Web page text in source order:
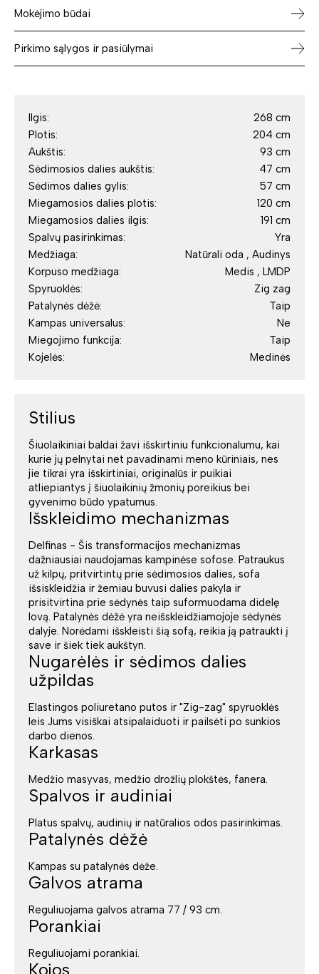
Mokėjimo būdai
Pirkimo sąlygos ir pasiūlymai
Ilgis:
268 cm
Plotis:
204 cm
Aukštis:
93 cm
Sėdimosios dalies aukštis:
47 cm
Sėdimos dalies gylis:
57 cm
Miegamosios dalies plotis:
120 cm
Miegamosios dalies ilgis:
191 cm
Spalvų pasirinkimas:
Yra
Medžiaga:
Natūrali oda , Audinys
Korpuso medžiaga:
Medis , LMDP
Spyruoklės:
Zig zag
Patalynės dėžė:
Taip
Kampas universalus:
Ne
Miegojimo funkcija:
Taip
Kojelės:
Medinės
Stilius
Šiuolaikiniai baldai žavi išskirtiniu funkcionalumu, kai
kurie jų pelnytai net pavadinami meno kūriniais, nes
jie tikrai yra išskirtiniai, originalūs ir puikiai
atliepiantys į šiuolaikinių žmonių poreikius bei
gyvenimo būdo ypatumus.
Išskleidimo mechanizmas
Delfinas - Šis transformacijos mechanizmas
dažniausiai naudojamas kampinėse sofose. Patraukus
už kilpų, pritvirtintų prie sėdimosios dalies, sofa
išsiskleidžia ir žemiau buvusi dalies pakyla ir
prisitvirtina prie sėdynės taip suformuodama didelę
lovą. Patalynės dėžė yra neišskleidžiamojoje sėdynės
dalyje. Norėdami išskleisti šią sofą, reikia ją patraukti į
save ir šiek tiek aukštyn.
Nugarėlės ir sėdimos dalies
užpildas
Elastingos poliuretano putos ir "Zig-zag" spyruoklės
leis Jums visiškai atsipalaiduoti ir pailsėti po sunkios
darbo dienos.
Karkasas
Medžio masyvas, medžio drožlių plokštės, fanera.
Spalvos ir audiniai
Platus spalvų, audinių ir natūralios odos pasirinkimas.
Patalynės dėžė
Kampas su patalynės dėže.
Galvos atrama
Reguliuojama galvos atrama 77 / 93 cm.
Porankiai
Reguliuojami porankiai.
Kojos